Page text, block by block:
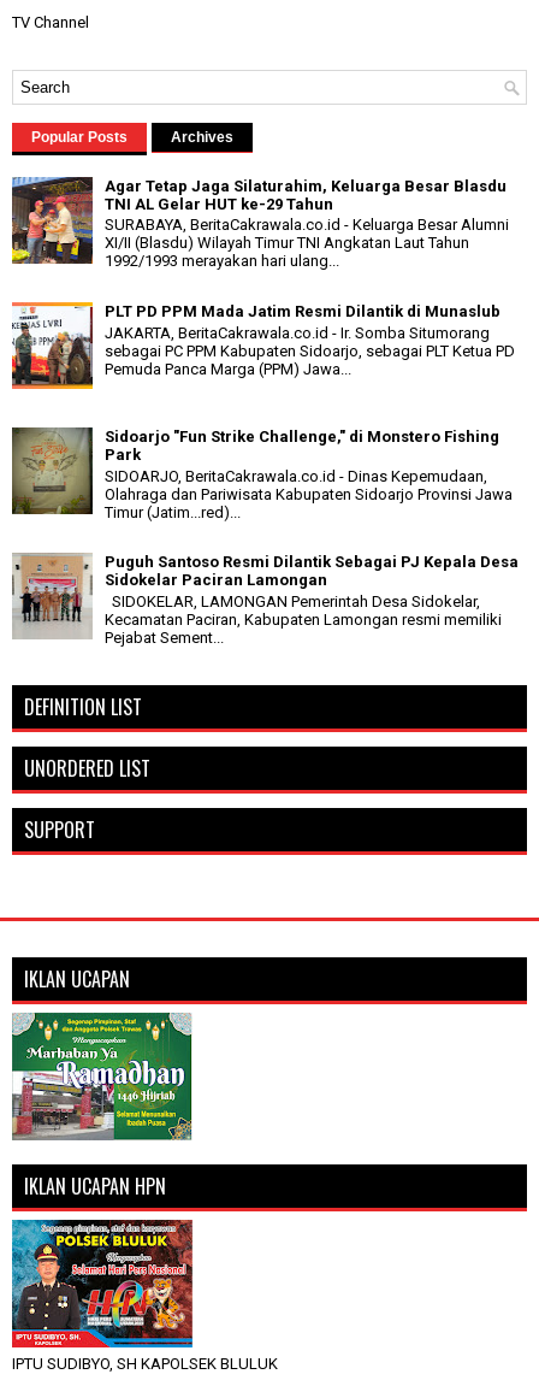
TV Channel
Popular Posts Archives
Agar Tetap Jaga Silaturahim, Keluarga Besar Blasdu
TNI AL Gelar HUT ke-29 Tahun
SURABAYA, BeritaCakrawala.co.id - Keluarga Besar Alumni
XI/II (Blasdu) Wilayah Timur TNI Angkatan Laut Tahun
1992/1993 merayakan hari ulang...
PLT PD PPM Mada Jatim Resmi Dilantik di Munaslub
JAKARTA, BeritaCakrawala.co.id - Ir. Somba Situmorang
sebagai PC PPM Kabupaten Sidoarjo, sebagai PLT Ketua PD
Pemuda Panca Marga (PPM) Jawa...
Sidoarjo "Fun Strike Challenge," di Monstero Fishing
Park
SIDOARJO, BeritaCakrawala.co.id - Dinas Kepemudaan,
Olahraga dan Pariwisata Kabupaten Sidoarjo Provinsi Jawa
Timur (Jatim...red)...
Puguh Santoso Resmi Dilantik Sebagai PJ Kepala Desa
Sidokelar Paciran Lamongan
SIDOKELAR, LAMONGAN Pemerintah Desa Sidokelar,
Kecamatan Paciran, Kabupaten Lamongan resmi memiliki
Pejabat Sement...
DEFINITION LIST
UNORDERED LIST
SUPPORT
IKLAN UCAPAN
IKLAN UCAPAN HPN
IPTU SUDIBYO, SH KAPOLSEK BLULUK